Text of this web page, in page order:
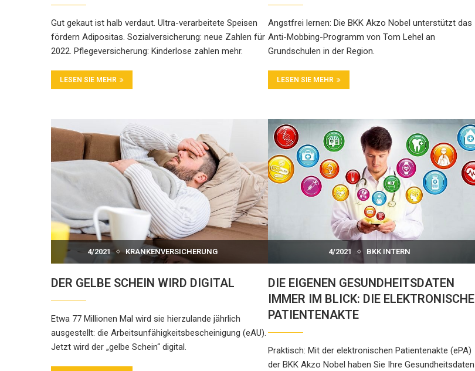
Gut gekaut ist halb verdaut. Ultra-verarbeitete Speisen
fördern Adipositas. Sozialversicherung: neue Zahlen für
2022. Pflegeversicherung: Kinderlose zahlen mehr.
LESEN SIE MEHR
Angstfrei lernen: Die BKK Akzo Nobel unterstützt das
Anti-Mobbing-Programm von Tom Lehel an
Grundschulen in der Region.
LESEN SIE MEHR
4/2021 KRANKENVERSICHERUNG
DER GELBE SCHEIN WIRD DIGITAL
Etwa 77 Millionen Mal wird sie hierzulande jährlich
ausgestellt: die Arbeitsunfähigkeitsbescheinigung (eAU).
Jetzt wird der „gelbe Schein“ digital.
4/2021 BKK INTERN
DIE EIGENEN GESUNDHEITSDATEN
IMMER IM BLICK: DIE ELEKTRONISCHE
PATIENTENAKTE
Praktisch: Mit der elektronischen Patientenakte (ePA)
der BKK Akzo Nobel haben Sie Ihre Gesundheitsdaten